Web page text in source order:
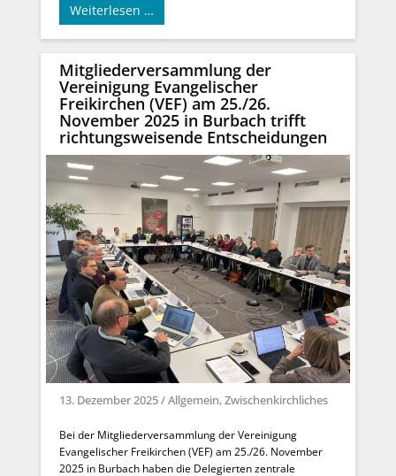
Weiterlesen …
Mitgliederversammlung der
Vereinigung Evangelischer
Freikirchen (VEF) am 25./26.
November 2025 in Burbach trifft
richtungsweisende Entscheidungen
13. Dezember 2025/Allgemein,Zwischenkirchliches
Bei der Mitgliederversammlung der Vereinigung
Evangelischer Freikirchen (VEF) am 25./26. November
2025 in Burbach haben die Delegierten zentrale